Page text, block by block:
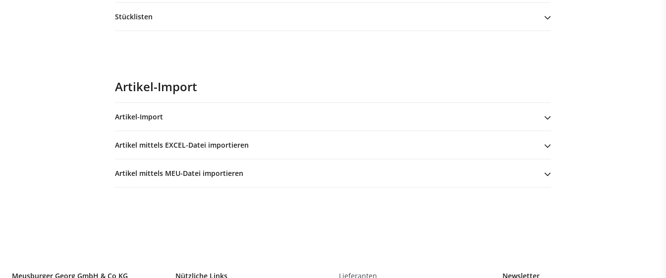
Stücklisten
Artikel-Import
Artikel-Import
Artikel mittels EXCEL-Datei importieren
Artikel mittels MEU-Datei importieren
Meusburger Georg GmbH & Co KG Nützliche Links Lieferanten Newsletter